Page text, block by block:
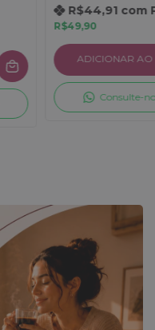
R$49,90
R$44,91 com
ADICIONAR AO
Consulte-